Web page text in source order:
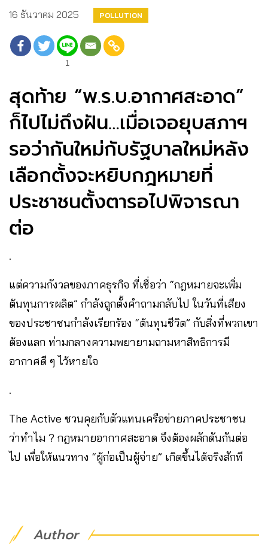
16 ธันวาคม 2025 POLLUTION
1
สุดท้าย “พ.ร.บ.อากาศสะอาด”
ก็ไปไม่ถึงฝัน…เมื่อเจอยุบสภาฯ
รอว่ากันใหม่กับรัฐบาลใหม่หลัง
เลือกตั้งจะหยิบกฎหมายที่
ประชาชนตั้งตารอไปพิจารณา
ต่อ
.
แต่ความกังวลของภาคธุรกิจ ที่เชื่อว่า “กฎหมายจะเพิ่ม
ต้นทุนการผลิต” กำลังถูกตั้งคำถามกลับไป ในวันที่เสียง
ของประชาชนกำลังเรียกร้อง “ต้นทุนชีวิต” กับสิ่งที่พวกเขา
ต้องแลก ท่ามกลางความพยายามถามหาสิทธิการมี
อากาศดี ๆ ไว้หายใจ
.
The Active ชวนคุยกับตัวแทนเครือข่ายภาคประชาชน
ว่าทำไม ? กฎหมายอากาศสะอาด จึงต้องผลักดันกันต่อ
ไป เพื่อให้แนวทาง “ผู้ก่อเป็นผู้จ่าย” เกิดขึ้นได้จริงสักที
Author